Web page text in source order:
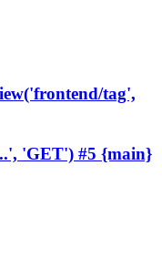
tag',
'GET') #5 {main}